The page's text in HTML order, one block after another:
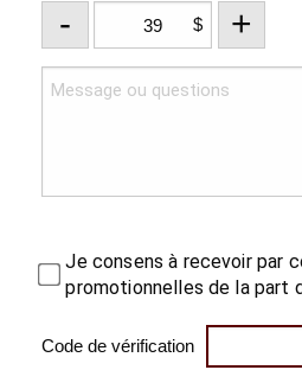
- $ +
Je consens à recevoir par
promotionnelles de la part
Code de vérification